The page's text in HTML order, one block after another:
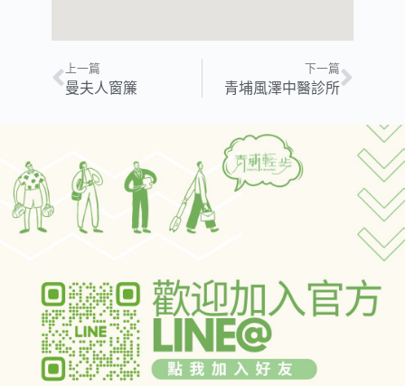
上一篇
曼夫人窗簾
下一篇
青埔風澤中醫診所